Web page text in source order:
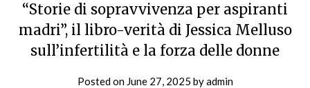
“Storie di sopravvivenza per aspiranti
madri”, il libro-verità di Jessica Melluso
sull’infertilità e la forza delle donne
Posted on June 27, 2025 byadmin